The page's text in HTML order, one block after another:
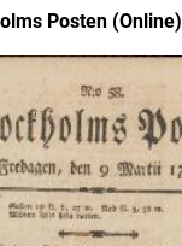
Posten (Online)